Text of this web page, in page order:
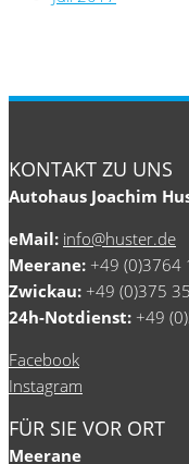
KONTAKT ZU UNS
Autohaus Joachim
eMail: info@huster.de
Meerane: +49 (0)3764
Zwickau: +49 (0)375
24h-Notdienst: +49
Facebook
Instagram
FÜR SIE VOR ORT
Meerane